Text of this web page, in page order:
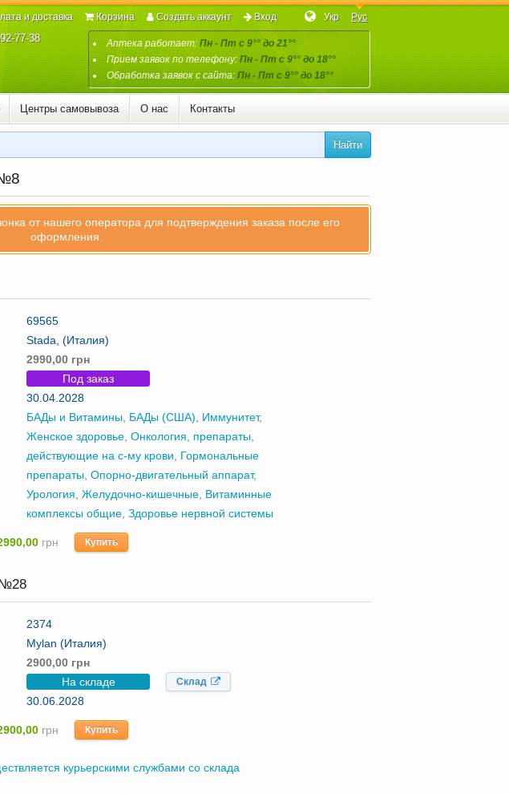
77-38 Аптека работает:Пн - Пт с 9°° до 21°°
Прием заявок по телефону:Пн - Пт с 9°° до 18°°
Обработка заявок с сайта:Пн - Пт с 9°° до 18°°
Укр Рус
и доставка Корзина Создать аккаунт Вход
Центры самовывоза О нас Контакты
Найти
от нашего оператора для подтверждения заказа после его
оформления.
69565
Stada, (Италия)
2990,00 грн
Под заказ
30.04.2028
БАДы и Витамины БАДы (США) Иммунитет,
Женское здоровье Онкология, препараты,
действующие на с-му крови
Гормональные
препараты Опорно-двигательный аппарат,
Урология Желудочно-кишечные Витаминные
комплексы общие Здоровье нервной системы
грн Купить
№28
2374
Mylan (Италия)
2900,00 грн
На складе Склад
30.06.2028
грн Купить
курьерскими службами со склада